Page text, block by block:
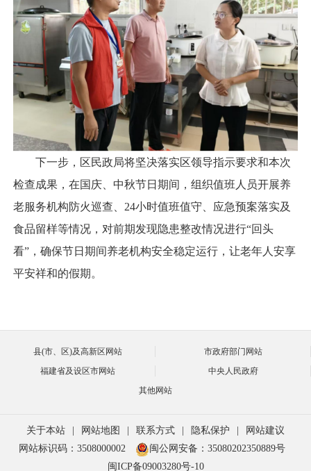
下一步，区民政局将坚决落实区领导指示要求和本次
检查成果，在国庆、中秋节日期间，组织值班人员开展养
老服务机构防火巡查、24小时值班值守、应急预案落实及
食品留样等情况，对前期发现隐患整改情况进行“回头
看”，确保节日期间养老机构安全稳定运行，让老年人安享
平安祥和的假期。
县(市、区)及高新区网站
市政府部门网站
福建省及设区市网站
中央人民政府
其他网站
关于本站 网站地图 联系方式 隐私保护
网站建议
网站标识码：3508000002
闽公网安备：35080202350889号
闽ICP备09003280号-10